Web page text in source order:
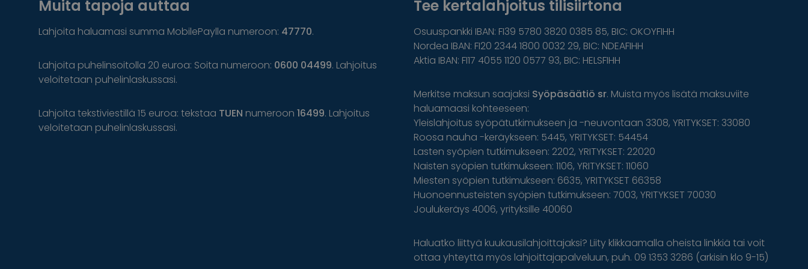
Muita tapoja auttaa
Lahjoita haluamasi summa MobilePaylla numeroon: 47770.
Lahjoita puhelinsoitolla 20 euroa: Soita numeroon: 0600 04499. Lahjoitus
veloitetaan puhelinlaskussasi.
Lahjoita tekstiviestillä 15 euroa: tekstaa TUEN numeroon 16499. Lahjoitus
veloitetaan puhelinlaskussasi.
Tee kertalahjoitus tilisiirtona
Osuuspankki IBAN: FI39 5780 3820 0385 85, BIC: OKOYFIHH
Nordea IBAN: FI20 2344 1800 0032 29, BIC: NDEAFIHH
Aktia IBAN: FI17 4055 1120 0577 93, BIC: HELSFIHH
Merkitse maksun saajaksi Syöpäsäätiö sr. Muista myös lisätä maksuviite
haluamaasi kohteeseen:
Yleislahjoitus syöpätutkimukseen ja -neuvontaan 3308, YRITYKSET: 33080
Roosa nauha -keräykseen: 5445, YRITYKSET: 54454
Lasten syöpien tutkimukseen: 2202, YRITYKSET: 22020
Naisten syöpien tutkimukseen: 1106, YRITYKSET: 11060
Miesten syöpien tutkimukseen: 6635, YRITYKSET 66358
Huonoennusteisten syöpien tutkimukseen: 7003, YRITYKSET 70030
Joulukeräys 4006, yrityksille 40060
Haluatko liittyä kuukausilahjoittajaksi? Liity klikkaamalla oheista linkkiä tai voit
ottaa yhteyttä myös lahjoittajapalveluun, puh. 09 1353 3286 (arkisin klo 9-15)